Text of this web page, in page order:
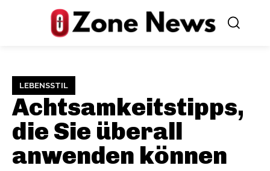
LEBENSSTIL
Achtsamkeitstipps,
die Sie überall
anwenden können